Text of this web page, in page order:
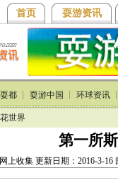
首页 耍游资讯
都 ┊ 耍游中国 ┊ 环球资讯
世界
第一所
上收集 更新日期：2016-3-16